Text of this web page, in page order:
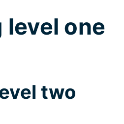
level one
two